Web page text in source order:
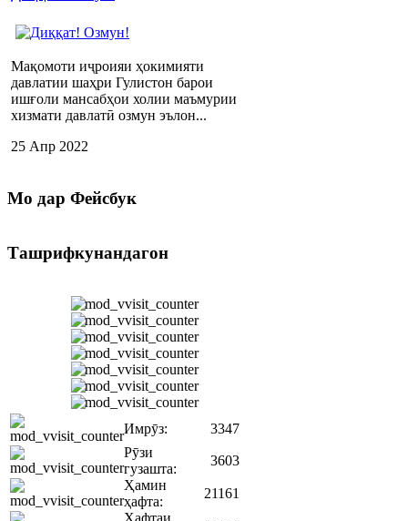
Мақомоти иҷроияи ҳокимияти
давлатии шаҳри Гулистон барои
ишғоли мансабҳои холии маъмурии
хизмати давлатӣ озмун эълон...
25 Апр 2022
Мо дар Фейсбук
Ташрифкунандагон
Имрӯз:
3347
Рӯзи
гузашта:
3603
Ҳамин
ҳафта:
21161